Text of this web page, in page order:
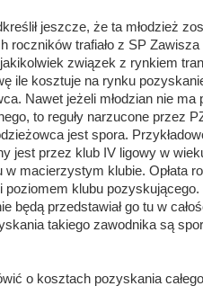
jeszcze, że ta młodzież
roczników trafiało z SP
związek z rynkiem
ile kosztuje na rynku
Nawet jeżeli młodzian nie
to reguły narzucone przez
jest spora.
jest przez klub IV ligowy w
w macierzystym klubie. Opłata
poziomem klubu
będą przedstawiał go tu w
takiego zawodnika są
o kosztach pozyskania